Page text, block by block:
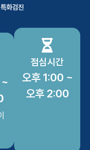
화검진
점심시간
오후 1:00 ~
오후 2:00